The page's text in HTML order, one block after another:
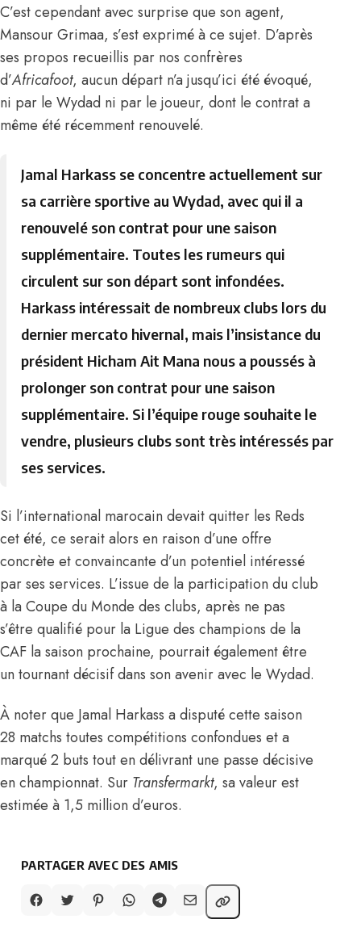
C’est cependant avec surprise que son agent,
Mansour Grimaa, s’est exprimé à ce sujet. D’après
ses propos recueillis par nos confrères
d’Africafoot, aucun départ n’a jusqu’ici été évoqué,
ni par le Wydad ni par le joueur, dont le contrat a
même été récemment renouvelé.
Jamal Harkass se concentre actuellement sur
sa carrière sportive au Wydad, avec qui il a
renouvelé son contrat pour une saison
supplémentaire. Toutes les rumeurs qui
circulent sur son départ sont infondées.
Harkass intéressait de nombreux clubs lors du
dernier mercato hivernal, mais l’insistance du
président Hicham Ait Mana nous a poussés à
prolonger son contrat pour une saison
supplémentaire. Si l’équipe rouge souhaite le
vendre, plusieurs clubs sont très intéressés par
ses services.
Si l’international marocain devait quitter les Reds
cet été, ce serait alors en raison d’une offre
concrète et convaincante d’un potentiel intéressé
par ses services. L’issue de la participation du club
à la Coupe du Monde des clubs, après ne pas
s’être qualifié pour la Ligue des champions de la
CAF la saison prochaine, pourrait également être
un tournant décisif dans son avenir avec le Wydad.
À noter que Jamal Harkass a disputé cette saison
28 matchs toutes compétitions confondues et a
marqué 2 buts tout en délivrant une passe décisive
en championnat. Sur Transfermarkt, sa valeur est
estimée à 1,5 million d’euros.
PARTAGER AVEC DES AMIS